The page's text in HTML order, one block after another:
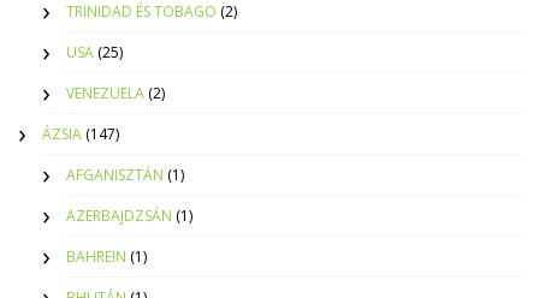
TRINIDAD ÉS TOBAGO (2)
USA (25)
VENEZUELA (2)
ÁZSIA (147)
AFGANISZTÁN (1)
AZERBAJDZSÁN (1)
BAHREIN (1)